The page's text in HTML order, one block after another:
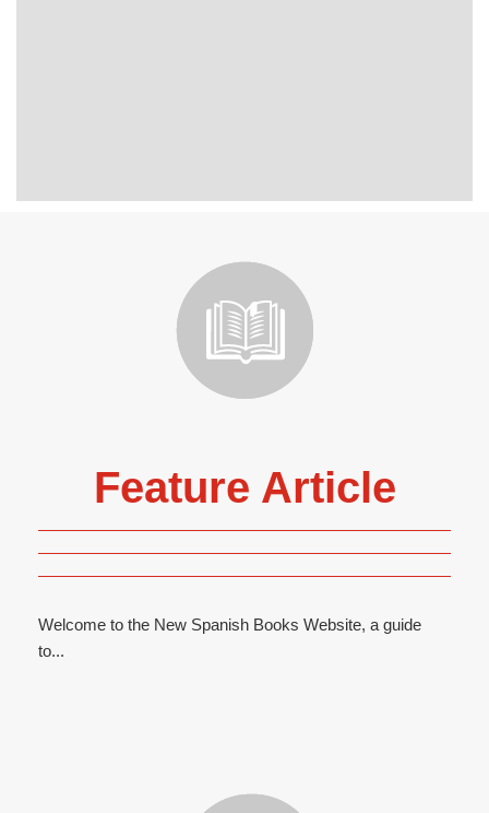
Feature Article
Welcome to the New Spanish Books Website, a guide
to...